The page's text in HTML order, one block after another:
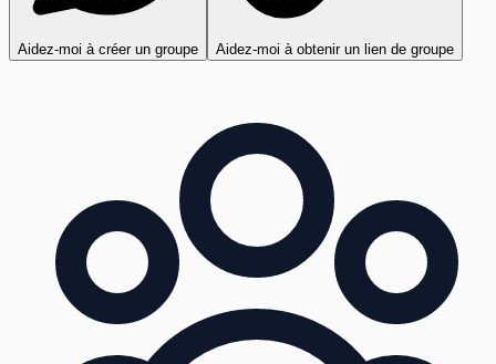
Aidez-moi à créer un groupe Aidez-moi à obtenir un lien de groupe